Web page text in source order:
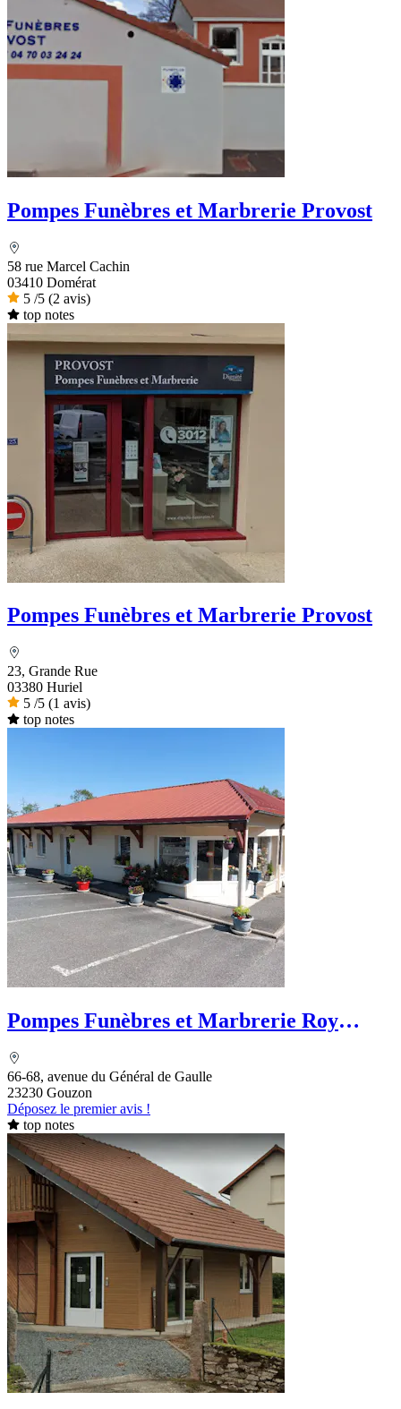
Pompes Funèbres et Marbrerie Provost
58 rue Marcel Cachin
03410 Domérat
5 /5 (2 avis)
top notes
Pompes Funèbres et Marbrerie Provost
23, Grande Rue
03380 Huriel
5 /5 (1 avis)
top notes
Pompes Funèbres et Marbrerie Roy
66-68, avenue du Général de Gaulle
23230 Gouzon
Déposez le premier avis !
top notes